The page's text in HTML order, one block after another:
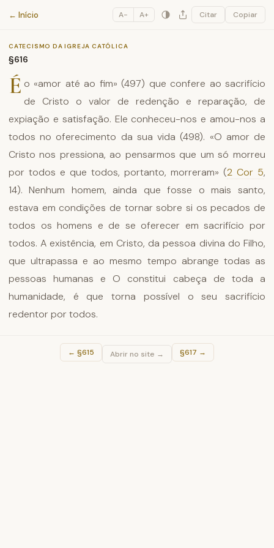
Catecismo da Igreja Católica
← Início A− A+ Citar Copiar
CATECISMO DA IGREJA CATÓLICA
§616
É o «amor até ao fim» (497) que confere ao sacrifício
de Cristo o valor de redenção e reparação, de
expiação e satisfação. Ele conheceu-nos e amou-nos a
todos no oferecimento da sua vida (498). «O amor de
Cristo nos pressiona, ao pensarmos que um só morreu
por todos e que todos, portanto, morreram» (2 Cor 5,
14). Nenhum homem, ainda que fosse o mais santo,
estava em condições de tornar sobre si os pecados de
todos os homens e de se oferecer em sacrifício por
todos. A existência, em Cristo, da pessoa divina do Filho,
que ultrapassa e ao mesmo tempo abrange todas as
pessoas humanas e O constitui cabeça de toda a
humanidade, é que torna possível o seu sacrifício
redentor por todos.
← §615 Abrir no site → §617 →